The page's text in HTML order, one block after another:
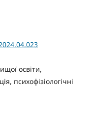
освіти,
психофізіологічні